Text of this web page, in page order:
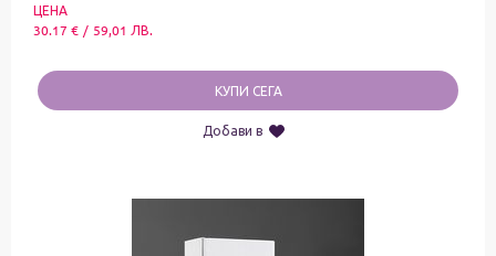
ЦЕНА
30.17 € / 59,01 ЛВ.
КУПИ СЕГА
Добави в